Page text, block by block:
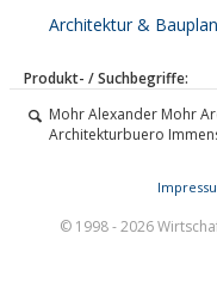
Architektur &
Produkt- / Suchbegriffe:
Mohr Alexander Mohr
Architekturbuero
© 1998 - 2026